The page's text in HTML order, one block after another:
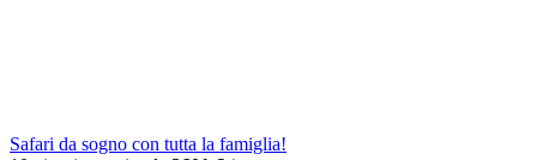
Safari da sogno con tutta la famiglia!